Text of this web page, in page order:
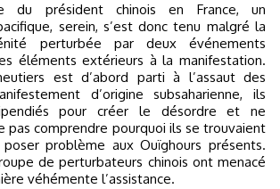
serein, s’est donc tenu malgré la
perturbée par deux événements
éléments extérieurs à la manifestation.
est d’abord parti à l’assaut des
d’origine subsaharienne, ils
pour créer le désordre et ne
pas comprendre pourquoi ils se trouvaient
problème aux Ouïghours présents.
de perturbateurs chinois ont menacé
véhémente l’assistance.